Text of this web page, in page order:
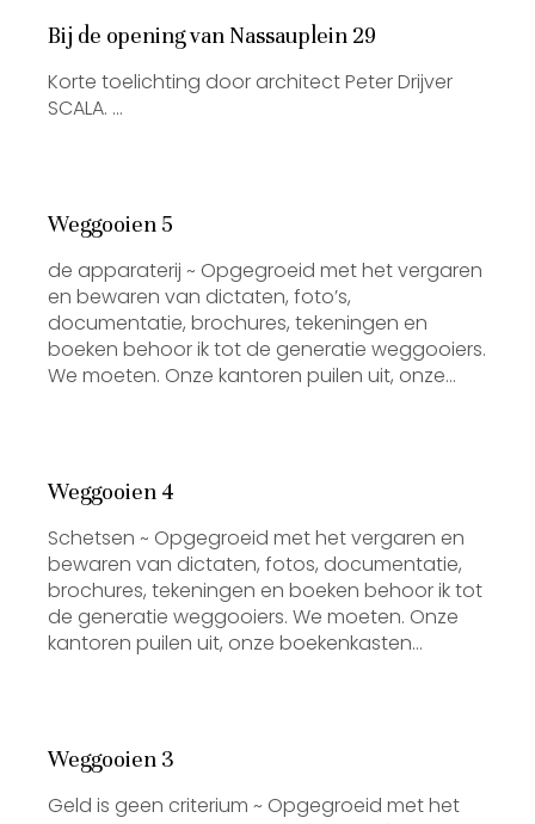
Bij de opening van Nassauplein 29
Korte toelichting door architect Peter Drijver
SCALA. …
Weggooien 5
de apparaterij ~ Opgegroeid met het vergaren
en bewaren van dictaten, foto’s,
documentatie, brochures, tekeningen en
boeken behoor ik tot de generatie weggooiers.
We moeten. Onze kantoren puilen uit, onze…
Weggooien 4
Schetsen ~ Opgegroeid met het vergaren en
bewaren van dictaten, fotos, documentatie,
brochures, tekeningen en boeken behoor ik tot
de generatie weggooiers. We moeten. Onze
kantoren puilen uit, onze boekenkasten…
Weggooien 3
Geld is geen criterium ~ Opgegroeid met het